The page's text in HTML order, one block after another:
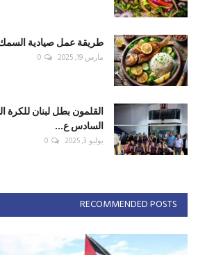
طريقة عمل صيادية
مارس 19, 2025 0
القلمون بطل لبنان للكرة
السادس ع...
يوليو 3, 2025 0
RECOMMENDED POSTS